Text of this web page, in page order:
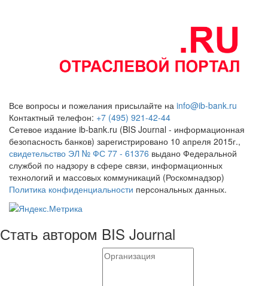
Все вопросы и пожелания присылайте на info@ib-bank.ru
Контактный телефон: +7 (495) 921-42-44
Сетевое издание ib-bank.ru (BIS Journal - информационная
безопасность банков) зарегистрировано 10 апреля 2015г.,
свидетельство ЭЛ № ФС 77 - 61376 выдано Федеральной
службой по надзору в сфере связи, информационных
технологий и массовых коммуникаций (Роскомнадзор)
Политика конфиденциальности персональных данных.
Стать автором BIS Journal